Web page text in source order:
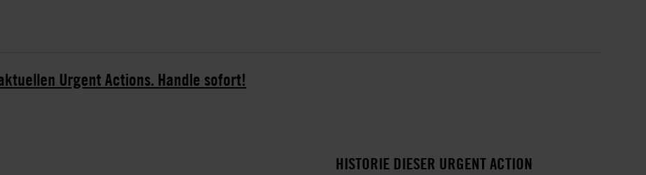
Urgent Actions. Handle sofort!
HISTORIE DIESER URGENT ACTION